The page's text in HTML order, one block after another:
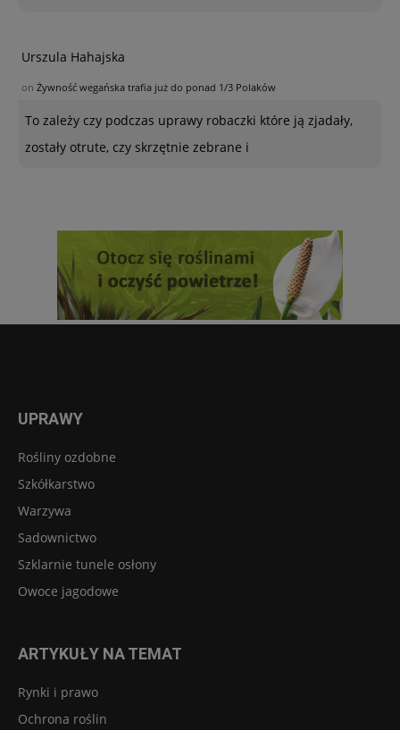
Urszula Hahajska
on Żywność wegańska trafia już do ponad 1/3 Polaków
To zależy czy podczas uprawy robaczki które ją zjadały,
zostały otrute, czy skrzętnie zebrane i
UPRAWY
Rośliny ozdobne
Szkółkarstwo
Warzywa
Sadownictwo
Szklarnie tunele osłony
Owoce jagodowe
ARTYKUŁY NA TEMAT
Rynki i prawo
Ochrona roślin